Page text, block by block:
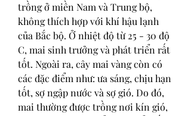
trồng ở miền Nam và Trung bộ,
không thích hợp với khí hậu lạnh
của Bắc bộ. Ở nhiệt độ từ 25 - 30 độ
C, mai sinh trưởng và phát triển rất
tốt. Ngoài ra, cây mai vàng còn có
các đặc điểm như: ưa sáng, chịu hạn
tốt, sợ ngập nước và sợ gió. Do đó,
mai thường được trồng nơi kín gió,